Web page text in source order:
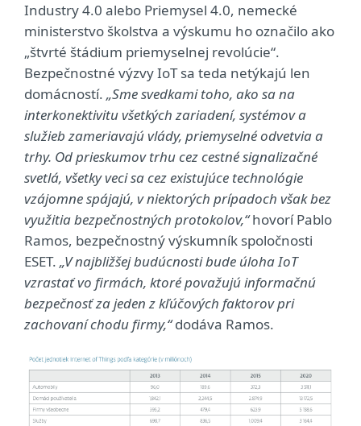
Industry 4.0 alebo Priemysel 4.0, nemecké
ministerstvo školstva a výskumu ho označilo ako
„štvrté štádium priemyselnej revolúcie“.
Bezpečnostné výzvy IoT sa teda netýkajú len
domácností. „Sme svedkami toho, ako sa na
interkonektivitu všetkých zariadení, systémov a
služieb zameriavajú vlády, priemyselné odvetvia a
trhy. Od prieskumov trhu cez cestné signalizačné
svetlá, všetky veci sa cez existujúce technológie
vzájomne spájajú, v niektorých prípadoch však bez
využitia bezpečnostných protokolov,“hovorí Pablo
Ramos, bezpečnostný výskumník spoločnosti
ESET. „V najbližšej budúcnosti bude úloha IoT
vzrastať vo firmách, ktoré považujú informačnú
bezpečnosť za jeden z kľúčových faktorov pri
zachovaní chodu firmy,“dodáva Ramos.